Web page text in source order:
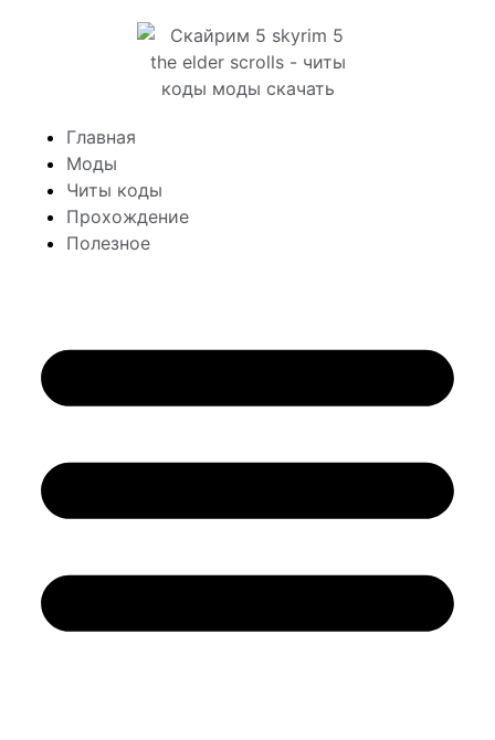
Главная
Моды
Читы коды
Прохождение
Полезное